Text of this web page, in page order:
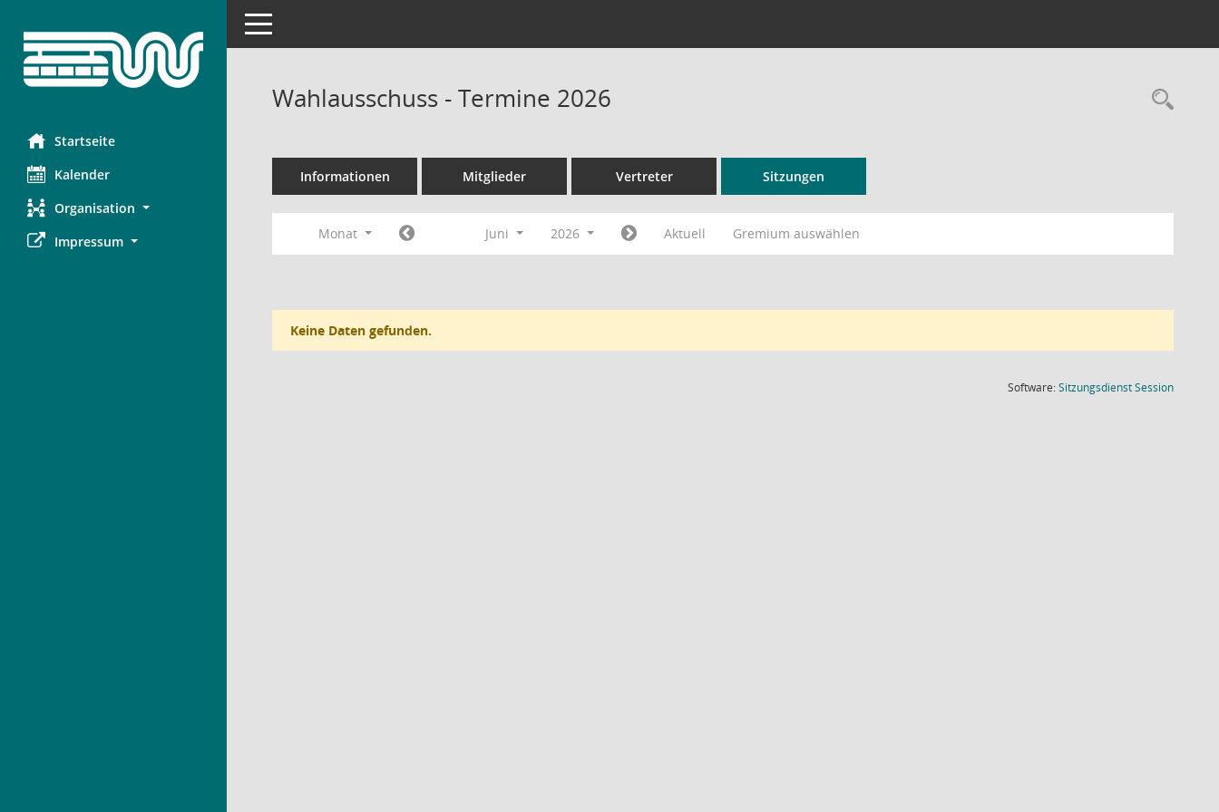
Startseite
Kalender
Organisation
Impressum
Toggle navigation
Wahlausschuss - Termine 2026
Informationen Mitglieder Vertreter Sitzungen
Monat Juni 2026 Aktuell Gremium auswählen
Keine Daten gefunden.
Software:SitzungsdienstSession(Wird in